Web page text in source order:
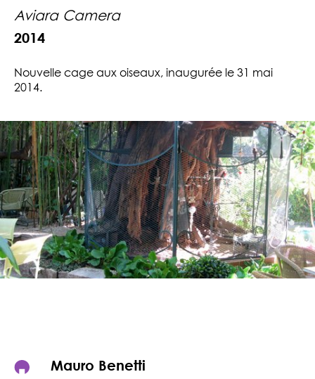
Aviara Camera
2014
Nouvelle cage aux oiseaux, inaugurée le 31 mai
2014.
Mauro Benetti